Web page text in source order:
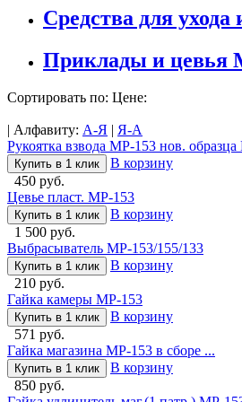
Средства для
Приклады и цевья
Сортировать по: Цене:
| Алфавиту: А-Я | Я-А
Рукоятка взвода МР-153 нов.
Купить в 1 клик
В корзину
450 руб.
Цевье пласт. МР-153
Купить в 1 клик
В корзину
1 500 руб.
Выбрасыватель МР-153/155/133
Купить в 1 клик
В корзину
210 руб.
Гайка камеры МР-153
Купить в 1 клик
В корзину
571 руб.
Гайка магазина МР-153 в сборе ...
Купить в 1 клик
В корзину
850 руб.